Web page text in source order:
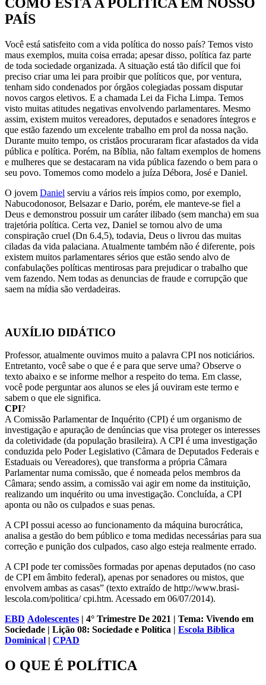
PAÍS
Você está satisfeito com a vida política do nosso país? Temos visto
maus exemplos, muita coisa errada; apesar disso, política faz parte
de toda sociedade organizada. A situação está tão difícil que foi
preciso criar uma lei para proibir que políticos que, por ventura,
tenham sido condenados por órgãos colegiadas possam disputar
novos cargos eletivos. E a chamada Lei da Ficha Limpa. Temos
visto muitas atitudes negativas envolvendo parlamentares. Mesmo
assim, existem muitos vereadores, deputados e senadores íntegros e
que estão fazendo um excelente trabalho em prol da nossa nação.
Durante muito tempo, os cristãos procuraram ficar afastados da vida
pública e política. Porém, na Bíblia, não faltam exemplos de homens
e mulheres que se destacaram na vida pública fazendo o bem para o
seu povo. Tomemos como modelo a juíza Débora, José e Daniel.
O jovem Daniel serviu a vários reis ímpios como, por exemplo,
Nabucodonosor, Belsazar e Dario, porém, ele manteve-se fiel a
Deus e demonstrou possuir um caráter ilibado (sem mancha) em sua
trajetória política. Certa vez, Daniel se tornou alvo de uma
conspiração cruel (Dn 6.4,5), todavia, Deus o livrou das muitas
ciladas da vida palaciana. Atualmente também não é diferente, pois
existem muitos parlamentares sérios que estão sendo alvo de
confabulações políticas mentirosas para prejudicar o trabalho que
vem fazendo. Nem todas as denuncias de fraude e corrupção que
saem na mídia são verdadeiras.
AUXÍLIO DIDÁTICO
Professor, atualmente ouvimos muito a palavra CPI nos noticiários.
Entretanto, você sabe o que é e para que serve uma? Observe o
texto abaixo e se informe melhor a respeito do tema. Em classe,
você pode perguntar aos alunos se eles já ouviram este termo e
sabem o que ele significa.
CPI?
A Comissão Parlamentar de Inquérito (CPI) é um organismo de
investigação e apuração de denúncias que visa proteger os interesses
da coletividade (da população brasileira). A CPI é uma investigação
conduzida pelo Poder Legislativo (Câmara de Deputados Federais e
Estaduais ou Vereadores), que transforma a própria Câmara
Parlamentar numa comissão, que é nomeada pelos membros da
Câmara; sendo assim, a comissão vai agir em nome da instituição,
realizando um inquérito ou uma investigação. Concluída, a CPI
aponta ou não os culpados e suas penas.
A CPI possui acesso ao funcionamento da máquina burocrática,
analisa a gestão do bem público e toma medidas necessárias para sua
correção e punição dos culpados, caso algo esteja realmente errado.
A CPI pode ter comissões formadas por apenas deputados (no caso
de CPI em âmbito federal), apenas por senadores ou mistos, que
envolvem ambas as casas” (texto extraído de http://www.brasi-
lescola.com/politica/ cpi.htm. Acessado em 06/07/2014).
EBD Adolescentes | 4° Trimestre De 2021 | Tema: Vivendo em
Sociedade | Lição 08: Sociedade e Política | Escola Biblica
Dominical | CPAD
O QUE É POLÍTICA